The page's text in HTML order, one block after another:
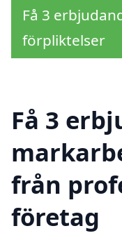
Få 3
förpliktelser
Få 3
från
företag